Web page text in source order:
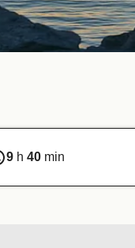
9 h40 min